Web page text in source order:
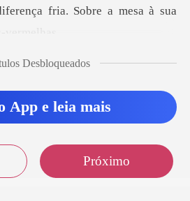
fria. Sobre
Desbloqueados
App e leia mais
Próximo